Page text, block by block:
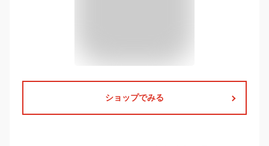
ショップでみる